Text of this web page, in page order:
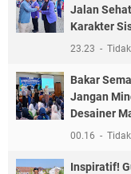
Jalan
Karakter
23.23
Bakar
Jangan
Desainer
00.16
Inspiratif!